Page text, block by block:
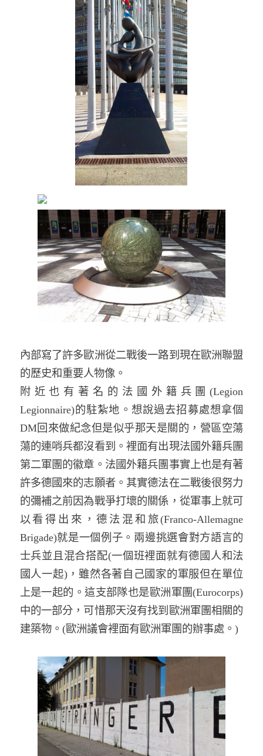
內部寫了許多歐洲從二戰後一路到現在歐洲聯盟
的歷史和重要人物像。
附近也有著名的法國外籍兵團(Legion
Legionnaire)的駐紮地。想說過去招募處想拿個
DM回來做紀念但是似乎那天是關的，營區空蕩
蕩的連哨兵都沒看到。裡面有出現法國外籍兵團
第二軍團的徽章。法國外籍兵團事實上也是有著
許多德國來的志願者。其實德法在二戰後很努力
的彌補之前因為戰爭打壞的關係，從軍事上就可
以看得出來，德法混和旅(Franco-Allemagne
Brigade)就是一個例子。兩邊挑選會對方語言的
士兵並且混合搭配(一個班裡面就有德國人和法
國人一起)，雖然各著自己國家的軍服但在單位
上是一起的。這支部隊也是歐洲軍團(Eurocorps)
中的一部分，可惜那天沒有找到歐洲軍團相關的
建築物。 (歐洲議會裡面有歐洲軍團的辦事處。 )